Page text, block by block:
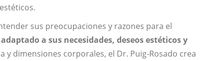
sus preocupaciones y razones para el
a sus necesidades, deseos estéticos y
dimensiones corporales, el Dr. Puig-Rosado crea